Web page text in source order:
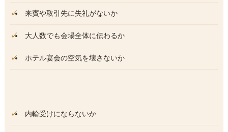
来賓や取引先に失礼がないか
大人数でも会場全体に伝わるか
ホテル宴会の空気を壊さないか
内輪受けにならないか